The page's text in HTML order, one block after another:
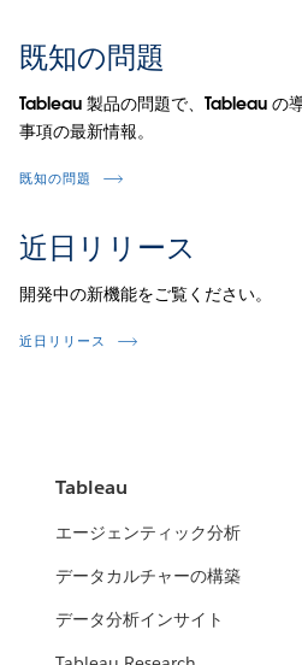
既知の問題
Tableau 製品の問題で、Tableau の
事項の最新情報。
既知の問題
近日リリース
開発中の新機能をご覧ください。
近日リリース
Tableau
エージェンティック分析
データカルチャーの構築
データ分析インサイト